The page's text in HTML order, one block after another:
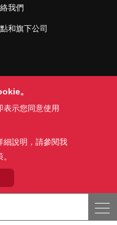
我們
和旗下公司
權政策
款(PDF)
RIGHTS RESERVED.
。
表示您同意使用
細說明，請參閱我